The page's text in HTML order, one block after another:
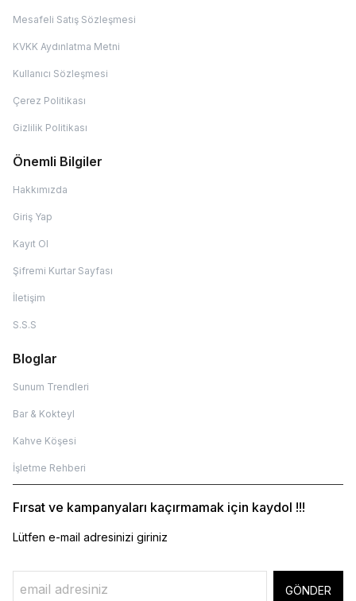
Mesafeli Satış Sözleşmesi
KVKK Aydınlatma Metni
Kullanıcı Sözleşmesi
Çerez Politikası
Gizlilik Politikası
Önemli Bilgiler
Hakkımızda
Giriş Yap
Kayıt Ol
Şifremi Kurtar Sayfası
İletişim
S.S.S
Bloglar
Sunum Trendleri
Bar & Kokteyl
Kahve Köşesi
İşletme Rehberi
Fırsat ve kampanyaları kaçırmamak için kaydol !!!
Lütfen e-mail adresinizi giriniz
GÖNDER